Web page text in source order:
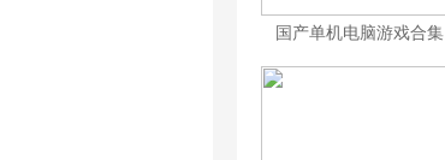
国产单机电脑游戏合集